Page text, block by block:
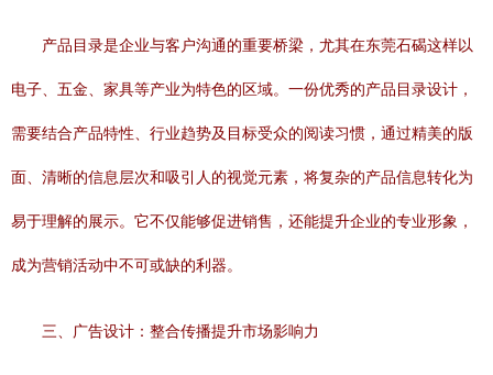
产品目录是企业与客户沟通的重要桥梁，尤其在东莞石碣这样以
电子、五金、家具等产业为特色的区域。一份优秀的产品目录设计，
需要结合产品特性、行业趋势及目标受众的阅读习惯，通过精美的版
面、清晰的信息层次和吸引人的视觉元素，将复杂的产品信息转化为
易于理解的展示。它不仅能够促进销售，还能提升企业的专业形象，
成为营销活动中不可或缺的利器。
三、广告设计：整合传播提升市场影响力